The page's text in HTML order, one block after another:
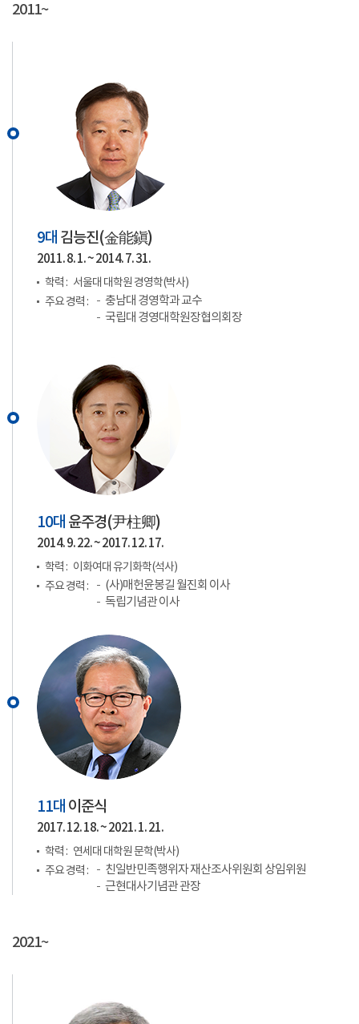
2011~
9대 김능진(金能鎭)
2011. 8. 1. ~ 2014. 7. 31.
학력 : 서울대 대학원 경영학(박사)
주요 경력 :
충남대 경영학과 교수
국립대 경영대학원장협의회장
10대 윤주경(尹柱卿)
2014. 9. 22. ~ 2017. 12. 17.
학력 : 이화여대 유기화학(석사)
주요 경력 :
(사)매헌윤봉길 월진회 이사
독립기념관 이사
11대 이준식
2017. 12. 18. ~ 2021. 1. 21.
학력 : 연세대 대학원 문학(박사)
주요 경력 :
친일반민족행위자 재산조사위원회 상임위원
근현대사기념관 관장
2021~